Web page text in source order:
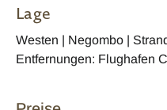
Lage
Westen | Negombo |
Entfernungen: Flughafen